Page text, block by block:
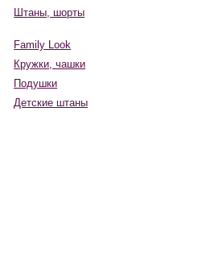
Штаны, шорты
Family Look
Кружки, чашки
Подушки
Детские штаны